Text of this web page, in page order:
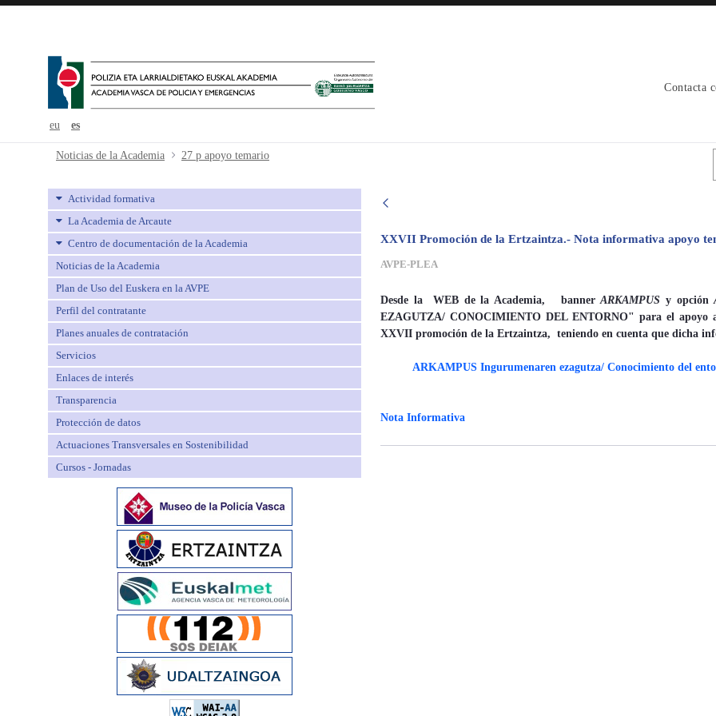
eu es
Contacta
27 p apoyo temario - avpe
Noticias de la Academia 27 p apoyo temario
Actividad formativa
La Academia de Arcaute
Centro de documentación de la Academia
Noticias de la Academia
Plan de Uso del Euskera en la AVPE
Perfil del contratante
Planes anuales de contratación
Servicios
Enlaces de interés
Transparencia
Protección de datos
Actuaciones Transversales en Sostenibilidad
Cursos - Jornadas
XXVII Promoción de la Ertzaintza.- Nota informativa apoyo
AVPE-PLEA
Desde la WEB de la Academia, bannerARKAMPUS y opción
EZAGUTZA/ CONOCIMIENTO DEL ENTORNO" para el apoyo
XXVII promoción de la Ertzaintza, teniendo en cuenta que dicha
ARKAMPUS Ingurumenaren ezagutza/ Conocimiento del
Nota Informativa